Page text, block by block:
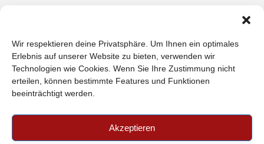
Wir respektieren deine Privatsphäre. Um Ihnen ein optimales
Erlebnis auf unserer Website zu bieten, verwenden wir
Technologien wie Cookies. Wenn Sie Ihre Zustimmung nicht
erteilen, können bestimmte Features und Funktionen
beeinträchtigt werden.
Akzeptieren
Über uns
Informationen
Plattform der EU-Kommission zur Online-Streitbeilegung